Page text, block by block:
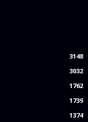
3148
3032
1762
1739
1374